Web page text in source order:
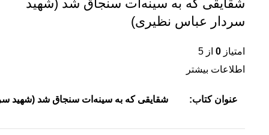
شقایقی که به سینه‌ات سنجاق شد (شهید
سردار عباس نظیری)
امتیاز 0 از 5
اطلاعات بیشتر
عنوان کتاب: شقایقی که به سینه‌ات سنجاق شد (شهید